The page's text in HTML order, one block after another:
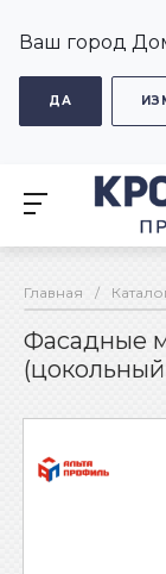
Ваш город
ДА
Главная /
Фасадные